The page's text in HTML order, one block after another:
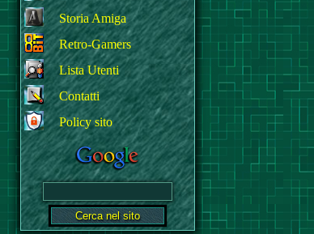
Storia Amiga
Retro-Gamers
Lista Utenti
Contatti
Policy sito